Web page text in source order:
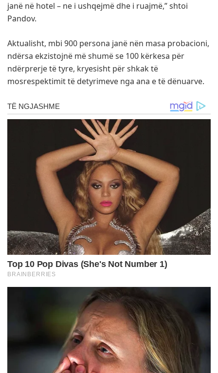
janë në hotel – ne i ushqejmë dhe i ruajmë,” shtoi
Pandov.
Aktualisht, mbi 900 persona janë nën masa probacioni,
ndërsa ekzistojnë më shumë se 100 kërkesa për
ndërprerje të tyre, kryesisht për shkak të
mosrespektimit të detyrimeve nga ana e të dënuarve.